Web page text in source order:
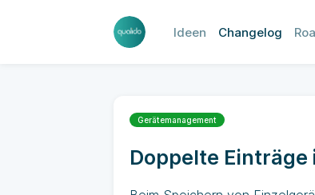
Ideen Changelog
Gerätemanagement
Doppelte